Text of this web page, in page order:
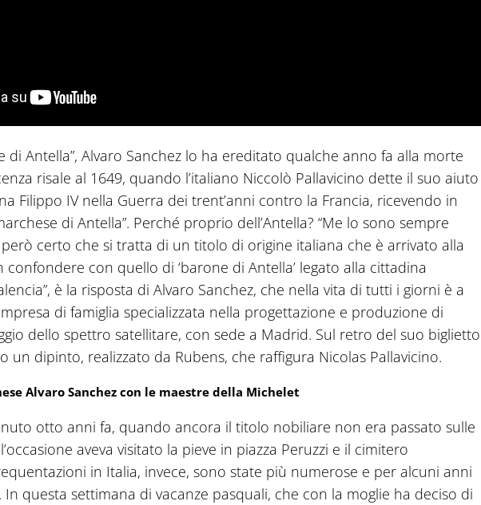
di Antella”, Alvaro Sanchez lo ha ereditato qualche anno fa alla morte
risale al 1649, quando l’italiano Niccolò Pallavicino dette il suo aiuto
Filippo IV nella Guerra dei trent’anni contro la Francia, ricevendo in
di Antella”. Perché proprio dell’Antella? “Me lo sono sempre
però certo che si tratta di un titolo di origine italiana che è arrivato alla
confondere con quello di ‘barone di Antella’ legato alla cittadina
è la risposta di Alvaro Sanchez, che nella vita di tutti i giorni è a
di famiglia specializzata nella progettazione e produzione di
dello spettro satellitare, con sede a Madrid. Sul retro del suo biglietto
un dipinto, realizzato da Rubens, che raffigura Nicolas Pallavicino.
Alvaro Sanchez con le maestre della Michelet
otto anni fa, quando ancora il titolo nobiliare non era passato sulle
aveva visitato la pieve in piazza Peruzzi e il cimitero
in Italia, invece, sono state più numerose e per alcuni anni
In questa settimana di vacanze pasquali, che con la moglie ha deciso di